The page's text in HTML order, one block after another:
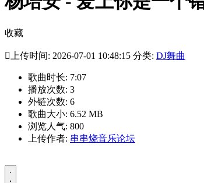
收藏
 上传时间: 2026-07-01 10:48:15 分类: DJ舞曲
歌曲时长: 7:07
播放次数: 3
外链次数: 6
歌曲大小: 6.52 MB
浏览人气: 800
上传作者: 串串烧音乐论坛